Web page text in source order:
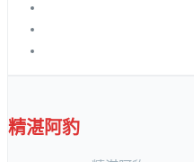
精湛阿豹